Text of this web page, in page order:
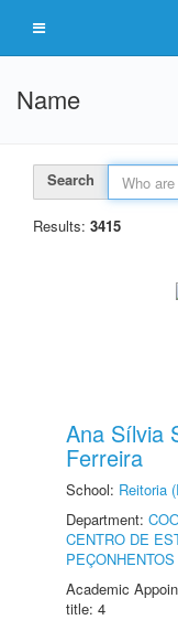
Name
Search
Results: 3415
Ana Sílvia
Ferreira
School: Reitoria
Department:
CENTRO DE
PEÇONHENTOS
Academic
title: 4